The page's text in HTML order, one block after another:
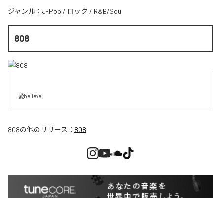
ジャンル： J-Pop / ロック / R&B/Soul
808
愛believe
808の他のリリース： 808